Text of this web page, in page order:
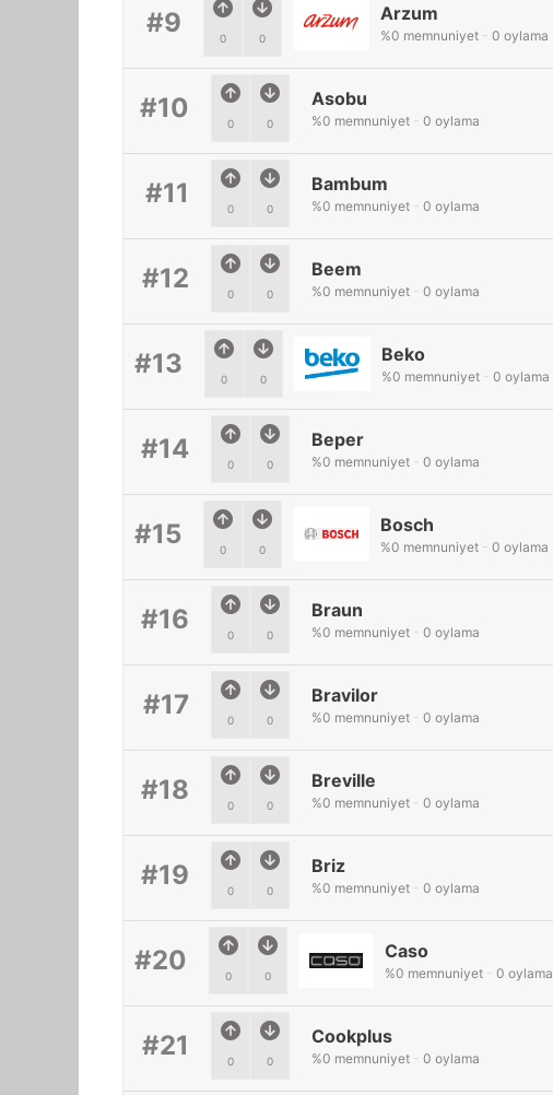
#9 0 0
Arzum
%0 memnuniyet - 0 oylama
#10 0 0
Asobu
%0 memnuniyet - 0 oylama
#11 0 0
Bambum
%0 memnuniyet - 0 oylama
#12 0 0
Beem
%0 memnuniyet - 0 oylama
#13 0 0
Beko
%0 memnuniyet - 0 oylama
#14 0 0
Beper
%0 memnuniyet - 0 oylama
#15 0 0
Bosch
%0 memnuniyet - 0 oylama
#16 0 0
Braun
%0 memnuniyet - 0 oylama
#17 0 0
Bravilor
%0 memnuniyet - 0 oylama
#18 0 0
Breville
%0 memnuniyet - 0 oylama
#19 0 0
Briz
%0 memnuniyet - 0 oylama
#20 0 0
Caso
%0 memnuniyet - 0 oylama
#21 0 0
Cookplus
%0 memnuniyet - 0 oylama